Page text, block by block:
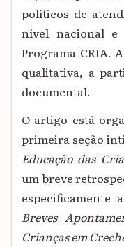
políticos de
nível nacional e
Programa CRIA.
qualitativa, a
documental.
O artigo está
primeira seção
Educação das
um breve
especificamente
Breves
Crianças em